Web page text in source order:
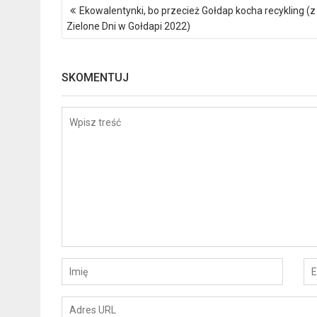
Nawigacja
wpisu
Ekowalentynki, bo przecież Gołdap kocha recykling
Zielone Dni w Gołdapi 2022)
SKOMENTUJ